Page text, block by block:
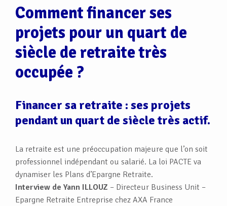
Comment financer ses
projets pour un quart de
siècle de retraite très
occupée ?
Financer sa retraite : ses projets
pendant un quart de siècle très actif.
La retraite est une préoccupation majeure que l’on soit
professionnel indépendant ou salarié. La loi PACTE va
dynamiser les Plans d’Epargne Retraite.
Interview de Yann ILLOUZ – Directeur Business Unit –
Epargne Retraite Entreprise chez AXA France